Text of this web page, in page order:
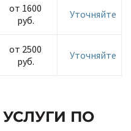
от 1600
руб.
Уточняйте
от 2500
руб.
Уточняйте
ПО